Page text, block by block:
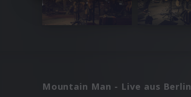
Mountain Man - Live aus Berlin